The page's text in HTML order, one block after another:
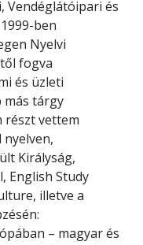
Vendéglátóipari és
ben
Nyelvi
fogva
és üzleti
más tárgy
részt vettem
Királyság,
English Study
illetve a
– magyar és